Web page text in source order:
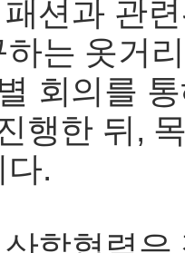
션과 관
는 옷거
회의를
행한 뒤,
.